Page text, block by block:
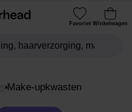
Favoriet Winkelwagen
Make-upkwasten